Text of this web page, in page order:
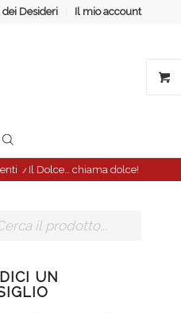
dei Desideri Il mio account
/ Il Dolce… chiama dolce!
UN